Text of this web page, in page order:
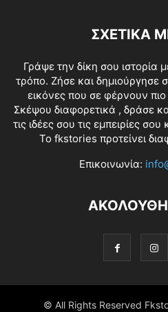
ΣΧΕΤΙΚΑ
Γράψε την δίκη σου ιστορία
τρόπο. Ζήσε και δημιούργησε
εικόνες που σε φέρνουν
Σκέψου διαφορετικά , δράσε
τις ιδέες σου τις εμπειρίες
Το fkstories προτείνει
Επικοινωνία:
© All Rights Reserved